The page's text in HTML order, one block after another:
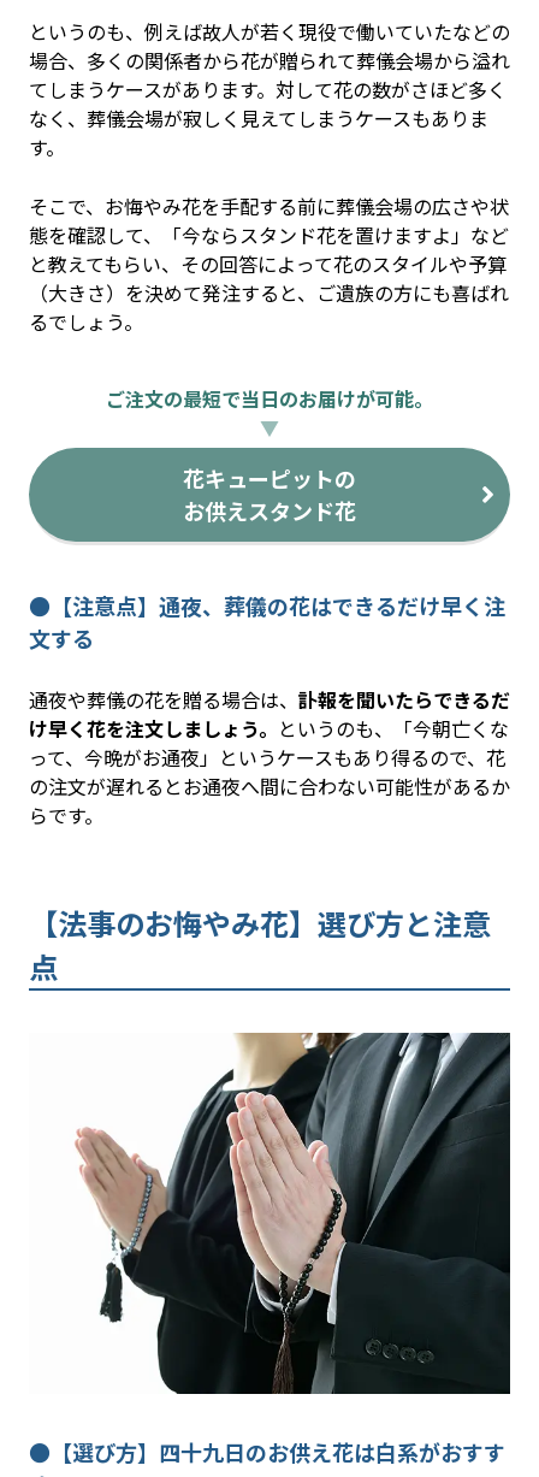
というのも、例えば故人が若く現役で働いていたなどの
場合、多くの関係者から花が贈られて葬儀会場から溢れ
てしまうケースがあります。対して花の数がさほど多く
なく、葬儀会場が寂しく見えてしまうケースもありま
す。
そこで、お悔やみ花を手配する前に葬儀会場の広さや状
態を確認して、「今ならスタンド花を置けますよ」など
と教えてもらい、その回答によって花のスタイルや予算
（大きさ）を決めて発注すると、ご遺族の方にも喜ばれ
るでしょう。
ご注文の最短で当日のお届けが可能。
▼
花キューピットの
お供えスタンド花
●【注意点】通夜、葬儀の花はできるだけ早く注
文する
通夜や葬儀の花を贈る場合は、 訃報を聞いたらできるだ
け早く花を注文しましょう。 というのも、「今朝亡くな
って、今晩がお通夜」というケースもあり得るので、花
の注文が遅れるとお通夜へ間に合わない可能性があるか
らです。
【法事のお悔やみ花】選び方と注意
点
●【選び方】四十九日のお供え花は白系がおすす